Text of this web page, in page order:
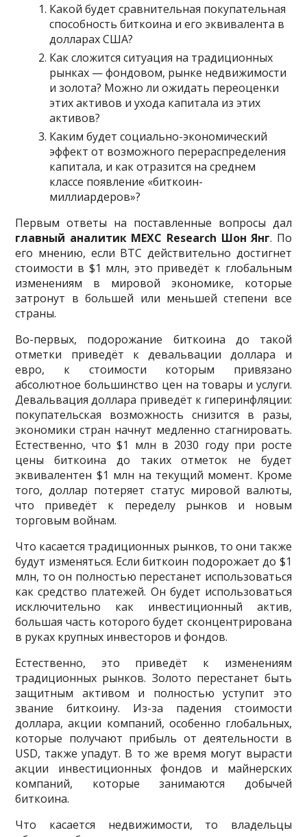
Какой будет сравнительная покупательная
способность биткоина и его эквивалента в
долларах США?
Как сложится ситуация на традиционных
рынках — фондовом, рынке недвижимости
и золота? Можно ли ожидать переоценки
этих активов и ухода капитала из этих
активов?
Каким будет социально-экономический
эффект от возможного перераспределения
капитала, и как отразится на среднем
классе появление «биткоин-
миллиардеров»?
Первым ответы на поставленные вопросы дал
главный аналитик MEXC Research Шон Янг. По
его мнению, если ВТС действительно достигнет
стоимости в $1 млн, это приведёт к глобальным
изменениям в мировой экономике, которые
затронут в большей или меньшей степени все
страны.
Во-первых, подорожание биткоина до такой
отметки приведёт к девальвации доллара и
евро, к стоимости которым привязано
абсолютное большинство цен на товары и услуги.
Девальвация доллара приведёт к гиперинфляции:
покупательская возможность снизится в разы,
экономики стран начнут медленно стагнировать.
Естественно, что $1 млн в 2030 году при росте
цены биткоина до таких отметок не будет
эквивалентен $1 млн на текущий момент. Кроме
того, доллар потеряет статус мировой валюты,
что приведёт к переделу рынков и новым
торговым войнам.
Что касается традиционных рынков, то они также
будут изменяться. Если биткоин подорожает до $1
млн, то он полностью перестанет использоваться
как средство платежей. Он будет использоваться
исключительно как инвестиционный актив,
большая часть которого будет сконцентрирована
в руках крупных инвесторов и фондов.
Естественно, это приведёт к изменениям
традиционных рынков. Золото перестанет быть
защитным активом и полностью уступит это
звание биткоину. Из-за падения стоимости
доллара, акции компаний, особенно глобальных,
которые получают прибыль от деятельности в
USD, также упадут. В то же время могут вырасти
акции инвестиционных фондов и майнерских
компаний, которые занимаются добычей
биткоина.
Что касается недвижимости, то владельцы